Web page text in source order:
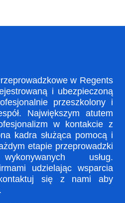
w Regents
i ubezpieczoną
przeszkolony i
Największym atutem
w kontakcie z
kadra służąca pomocą i
etapie przeprowadzki
usług.
udzielając wsparcia
się z nami aby